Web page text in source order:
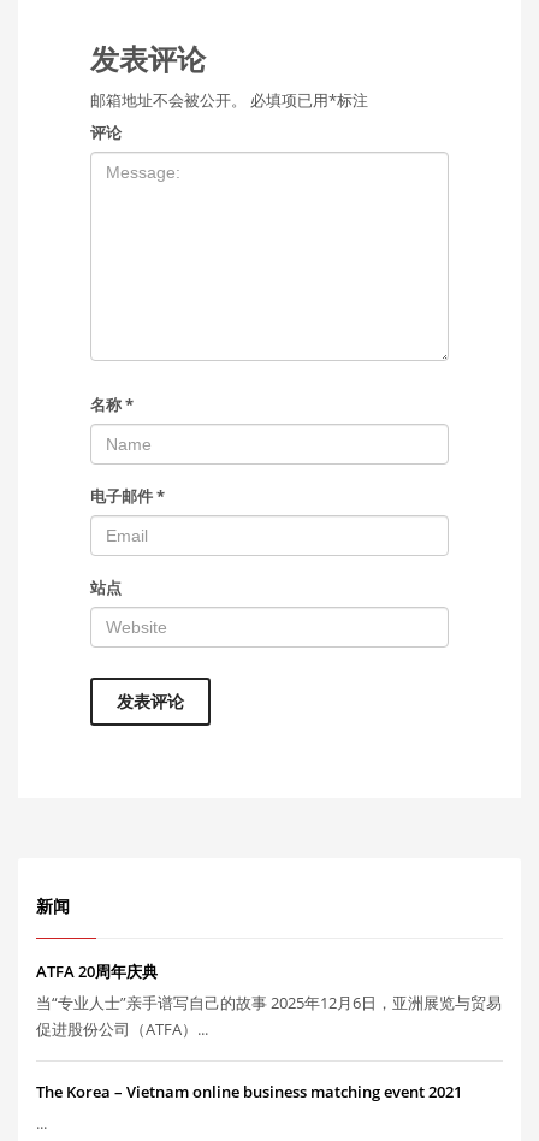
发表评论
邮箱地址不会被公开。 必填项已用*标注
评论
名称*
电子邮件*
站点
新闻
ATFA 20周年庆典
当“专业人士”亲手谱写自己的故事 2025年12月6日，亚洲展览与贸易
促进股份公司（ATFA）...
The Korea – Vietnam online business matching event 2021
...